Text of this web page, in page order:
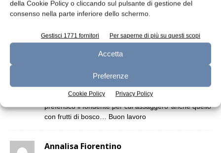
della Cookie Policy o cliccando sul pulsante di gestione del
consenso nella parte inferiore dello schermo.
Gestisci 1771 fornitori Per saperne di più su questi scopi
Accetta
Preferenze
Cookie Policy Privacy Policy
8 Commenti
milena mazza
31 Maggio 2019 at 21:30
salato e noci macadamia .
Direi buono , la panna delicata e il cioccolato di
copertura buono , anche se io personalmente
preferisco il fondente per cui assaggero’ anche quello
con frutti di bosco… Buon lavoro
Annalisa Fiorentino